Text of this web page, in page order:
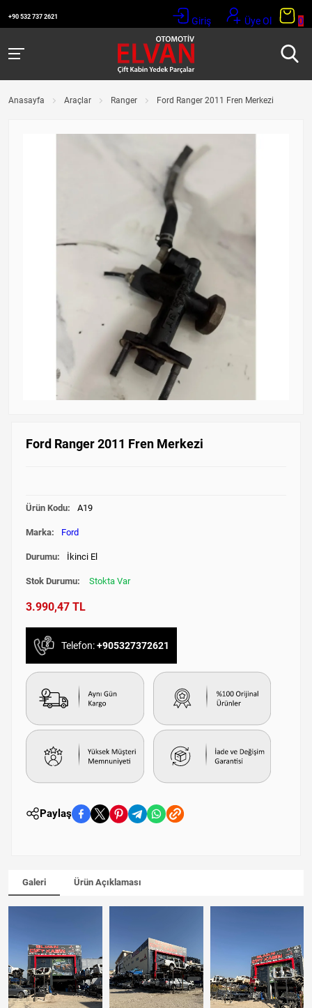
+90 532 737 2621 Giriş Üye Ol 0
Anasayfa Araçlar Ranger Ford Ranger 2011 Fren Merkezi
Ford Ranger 2011 Fren Merkezi
Ürün Kodu: A19
Marka: Ford
Durumu: İkinci El
Stok Durumu: Stokta Var
3.990,47 TL
Telefon:+905327372621
Paylaş
Galeri Ürün Açıklaması